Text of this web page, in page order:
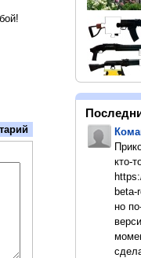
кто-
beta-
но